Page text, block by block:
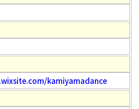
kamiyamadance